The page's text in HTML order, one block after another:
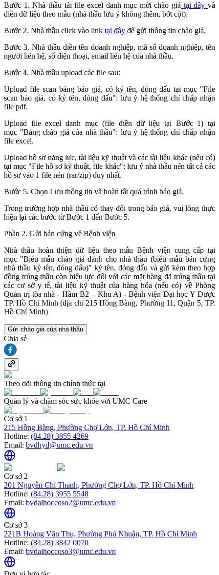
Bước 1. Nhà thầu tải file excel danh mục mời chào giá tại đây và
điền dữ liệu theo mẫu (nhà thầu lưu ý không thêm, bớt cột).
Bước 2. Nhà thầu click vào link tại đây để gửi thông tin chào giá.
Bước 3. Nhà thầu điền tên doanh nghiệp, mã số doanh nghiệp, tên
người liên hệ, số điện thoại, email liên hệ của nhà thầu.
Bước 4. Nhà thầu upload các file sau:
Upload file scan bảng báo giá, có ký tên, đóng dấu tại mục "File
scan báo giá, có ký tên, đóng dấu": lưu ý hệ thống chỉ chấp nhận
file pdf.
Upload file excel danh mục (file điền dữ liệu tại Bước 1) tại
mục "Bảng chào giá của nhà thầu": lưu ý hệ thống chỉ chấp nhận
file excel.
Upload hồ sơ năng lực, tài liệu kỹ thuật và các tài liệu khác (nếu có)
tại mục "File hồ sơ kỹ thuật, file khác": lưu ý nhà thầu nén tất cả các
hồ sơ vào 1 file nén (rar/zip) duy nhất.
Bước 5. Chọn Lưu thông tin và hoàn tất quá trình báo giá.
Trong trường hợp nhà thầu có thay đổi trong báo giá, vui lòng thực
hiện lại các bước từ Bước 1 đến Bước 5.
Phần 2. Gửi bản cứng về Bệnh viện
Nhà thầu hoàn thiện dữ liệu theo mẫu Bệnh viện cung cấp tại
mục "Biểu mẫu chào giá dành cho nhà thầu (biểu mẫu bản cứng
nhà thầu ký tên, đóng dấu)" ký tên, đóng dấu và gửi kèm theo hợp
đồng trúng thầu còn hiệu lực đối với các mặt hàng đã trúng thầu tại
các cơ sở y tế, tài liệu kỹ thuật của hàng hóa (nếu có) về Phòng
Quản trị tòa nhà - Hầm B2 – Khu A) - Bệnh viện Đại học Y Dược
TP. Hồ Chí Minh (địa chỉ 215 Hồng Bàng, Phường 11, Quận 5, TP.
Hồ Chí Minh)
Gửi chào giá của nhà thầu
Chia sẻ
Theo dõi thông tin chính thức tại
Quản lý và chăm sóc sức khỏe với UMC Care
Cơ sở 1
215 Hồng Bàng, Phường Chợ Lớn, TP. Hồ Chí Minh
Hotline: (84.28) 3855 4269
Email: bvdhyd@umc.edu.vn
Cơ sở 2
201 Nguyễn Chí Thanh, Phường Chợ Lớn, TP. Hồ Chí Minh
Hotline: (84.28) 3955 5548
Email: bvdaihoccoso2@umc.edu.vn
Cơ sở 3
221B Hoàng Văn Thụ, Phường Phú Nhuận, TP. Hồ Chí Minh
Hotline: (84.28) 3842 0070
Email: bvdaihoccoso3@umc.edu.vn